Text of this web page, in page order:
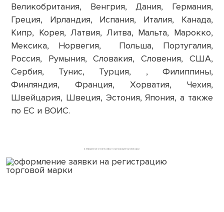
Великобритания, Венгрия, Дания, Германия,
Греция, Ирландия, Испания, Италия, Канада,
Кипр, Корея, Латвия, Литва, Мальта, Марокко,
Мексика, Норвегия, Польша, Португалия,
Россия, Румыния, Словакия, Словения, США,
Сербия, Тунис, Турция, , Филиппины,
Финляндия, Франция, Хорватия, Чехия,
Швейцария, Швеция, Эстония, Япония, а также
по ЕС и ВОИС.
2. Оформление онлайн-заявки на регистрацию торговой марки